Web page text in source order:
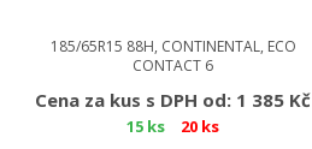
185/65R15 88H, CONTINENTAL, ECO
CONTACT 6
Cena za kus s DPH od: 1 385 Kč
15 ks 20 ks